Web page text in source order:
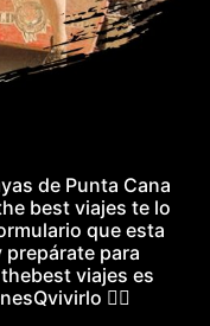
de Punta Cana
best viajes te lo
que esta
para
viajes es
👇🏼